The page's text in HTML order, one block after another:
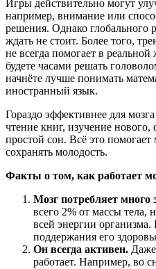
Игры действительно могут
например, внимание или
решения. Однако глобального
ждать не стоит. Более того,
не всегда помогает в
будете часами решать
начнёте лучше понимать
иностранный язык.
Гораздо эффективнее для
чтение книг, изучение нового,
простой сон. Всё это
сохранять молодость.
Факты о том, как работает
Мозг потребляет много
всего 2% от массы тела,
всей энергии
поддержания его
Он всегда активен.
работает. Например, во